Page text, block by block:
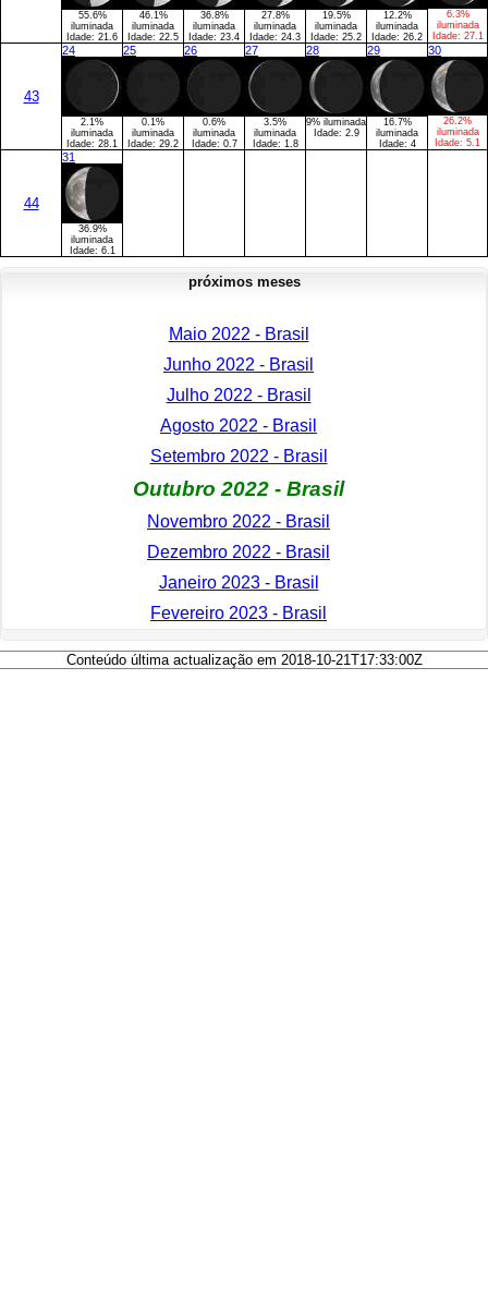
55.6%
iluminada
Idade: 21.6
46.1%
iluminada
Idade: 22.5
36.8%
iluminada
Idade: 23.4
27.8%
iluminada
Idade: 24.3
19.5%
iluminada
Idade: 25.2
12.2%
iluminada
Idade: 26.2
6.3%
iluminada
Idade: 27.1
43
24
2.1%
iluminada
Idade: 28.1
25
0.1%
iluminada
Idade: 29.2
26
0.6%
iluminada
Idade: 0.7
27
3.5%
iluminada
Idade: 1.8
28
9% iluminada
Idade: 2.9
29
16.7%
iluminada
Idade: 4
30
26.2%
iluminada
Idade: 5.1
44
31
36.9%
iluminada
Idade: 6.1
próximos meses
Maio 2022 - Brasil
Junho 2022 - Brasil
Julho 2022 - Brasil
Agosto 2022 - Brasil
Setembro 2022 - Brasil
Outubro 2022 - Brasil
Novembro 2022 - Brasil
Dezembro 2022 - Brasil
Janeiro 2023 - Brasil
Fevereiro 2023 - Brasil
Conteúdo última actualização em 2018-10-21T17:33:00Z